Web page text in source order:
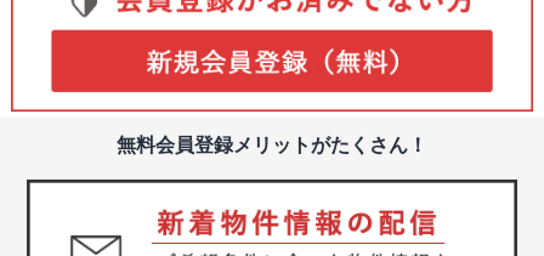
無料会員登録メリットがたくさん！